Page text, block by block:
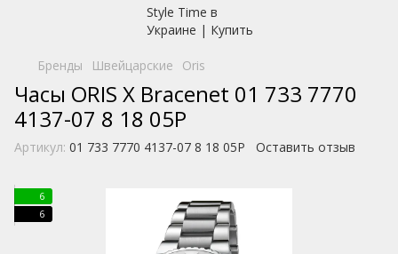
Бренды Швейцарские Oris
Часы ORIS X Bracenet 01 733 7770
4137-07 8 18 05P
Артикул: 01 733 7770 4137-07 8 18 05P Оставить отзыв
6
6